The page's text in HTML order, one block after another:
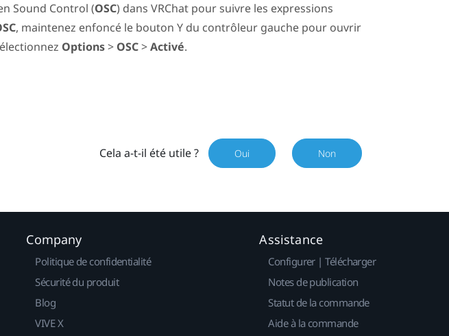
Sound Control (OSC) dans VRChatpour suivre les expressions
, maintenez enfoncé le bouton Ydu contrôleur gauche pour ouvrir
Options> OSC>Activé.
Cela a-t-il été utile ? Oui Non
Company
Politique de confidentialité
Sécurité du produit
Blog
VIVE X
Assistance
Configurer | Télécharger
Notes de publication
Statut de la commande
Aide à la commande